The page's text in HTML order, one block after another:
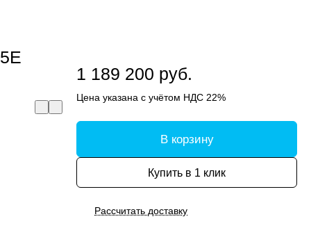
1 189 200 руб.
Цена указана с учётом НДС 22%
В корзину
Купить в 1 клик
Рассчитать доставку